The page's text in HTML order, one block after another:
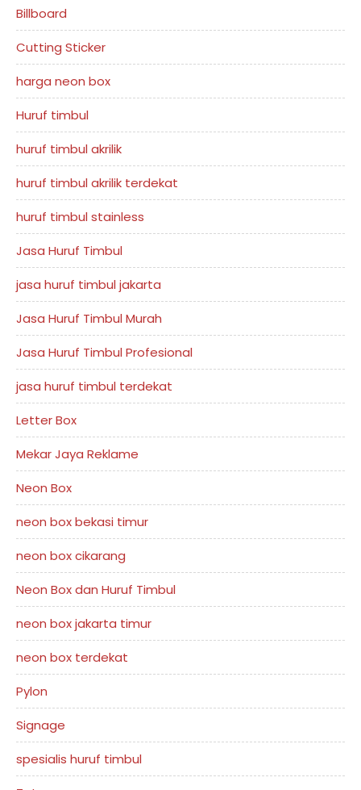
Billboard
Cutting Sticker
harga neon box
Huruf timbul
huruf timbul akrilik
huruf timbul akrilik terdekat
huruf timbul stainless
Jasa Huruf Timbul
jasa huruf timbul jakarta
Jasa Huruf Timbul Murah
Jasa Huruf Timbul Profesional
jasa huruf timbul terdekat
Letter Box
Mekar Jaya Reklame
Neon Box
neon box bekasi timur
neon box cikarang
Neon Box dan Huruf Timbul
neon box jakarta timur
neon box terdekat
Pylon
Signage
spesialis huruf timbul